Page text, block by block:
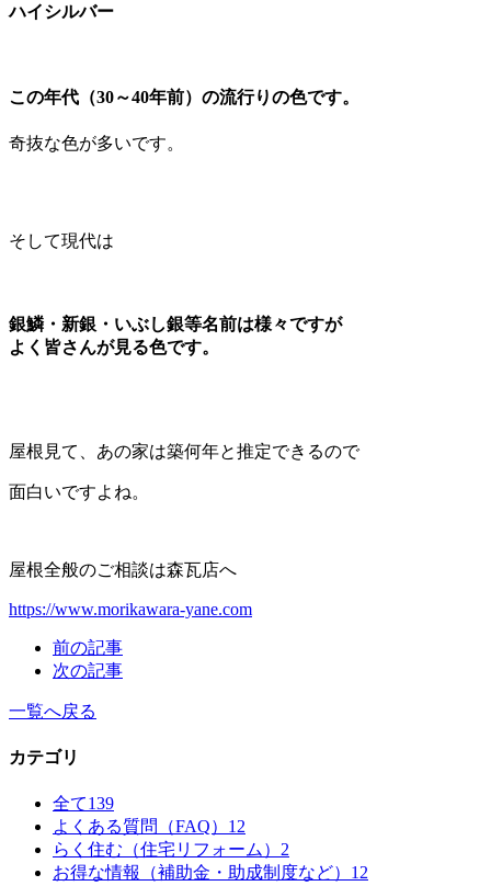
ハイシルバー
この年代（30～40年前）の流行りの色です。
奇抜な色が多いです。
そして現代は
銀鱗・新銀・いぶし銀等名前は様々ですが
よく皆さんが見る色です。
屋根見て、あの家は築何年と推定できるので
面白いですよね。
屋根全般のご相談は森瓦店へ
https://www.morikawara-yane.com
前の記事
次の記事
一覧へ戻る
カテゴリ
全て139
よくある質問（FAQ） 12
らく住む（住宅リフォーム） 2
お得な情報（補助金・助成制度など） 12